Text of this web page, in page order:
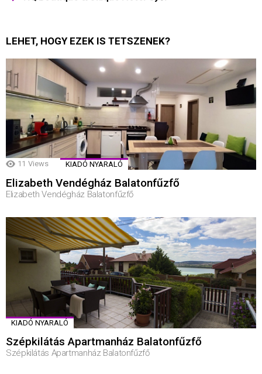
LEHET, HOGY EZEK IS TETSZENEK?
11 Views KIADÓ NYARALÓ
Elizabeth Vendégház Balatonfűzfő
Elizabeth Vendégház Balatonfűzfő
KIADÓ NYARALÓ
Szépkilátás Apartmanház Balatonfűzfő
Szépkilátás Apartmanház Balatonfűzfő